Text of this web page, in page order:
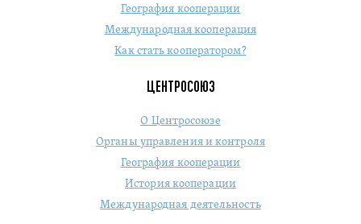
География кооперации
Международная кооперация
Как стать кооператором?
ЦЕНТРОСОЮЗ
О Центросоюзе
Органы управления и контроля
География кооперации
История кооперации
Международная деятельность